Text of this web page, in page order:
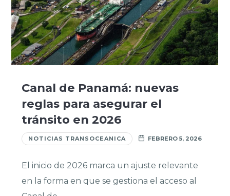
Canal de Panamá: nuevas
reglas para asegurar el
tránsito en 2026
NOTICIAS TRANSOCEANICA FEBRERO 5, 2026
El inicio de 2026 marca un ajuste relevante
en la forma en que se gestiona el acceso al